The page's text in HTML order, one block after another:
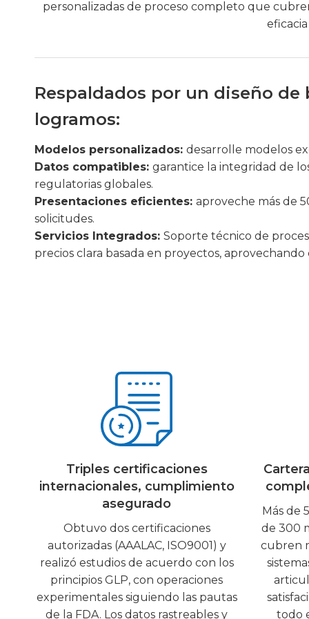
personalizadas de proceso completo que
Respaldados por un diseño
logramos:
Modelos personalizados: desarrolle modelos
Datos compatibles: garantice la integridad de
regulatorias globales.
Presentaciones eficientes: aproveche más de
solicitudes.
Servicios Integrados: Soporte técnico de
precios clara basada en proyectos,
Triples certificaciones
internacionales, cumplimiento
asegurado
Obtuvo dos certificaciones
autorizadas (AAALAC, ISO9001) y
realizó estudios de acuerdo con los
principios GLP, con operaciones
experimentales siguiendo las pautas
de la FDA. Los datos rastreables y
Más de
de 300
cubren
todo